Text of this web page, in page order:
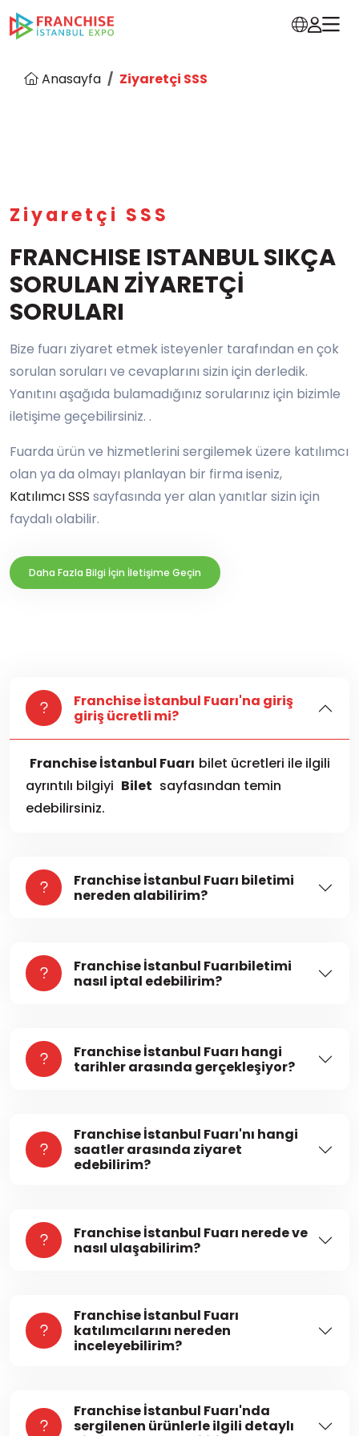
Anasayfa Ziyaretçi SSS
Ziyaretçi SSS
FRANCHISE ISTANBUL SIKÇA
SORULAN ZİYARETÇİ
SORULARI
Bize fuarı ziyaret etmek isteyenler tarafından en çok
sorulan soruları ve cevaplarını sizin için derledik.
Yanıtını aşağıda bulamadığınız sorularınız için bizimle
iletişime geçebilirsiniz. .
Fuarda ürün ve hizmetlerini sergilemek üzere katılımcı
olan ya da olmayı planlayan bir firma iseniz,
Katılımcı SSS sayfasında yer alan yanıtlar sizin için
faydalı olabilir.
Daha Fazla Bilgi İçin İletişime Geçin
Franchise İstanbul Fuarı'na giriş
giriş ücretli mi?
Franchise İstanbul Fuarı bilet ücretleri ile ilgili
ayrıntılı bilgiyi Bilet sayfasından temin
edebilirsiniz.
Franchise İstanbul Fuarı biletimi
nereden alabilirim?
Franchise İstanbul Fuarıbiletimi
nasıl iptal edebilirim?
Franchise İstanbul Fuarı hangi
tarihler arasında gerçekleşiyor?
Franchise İstanbul Fuarı'nı hangi
saatler arasında ziyaret
edebilirim?
Franchise İstanbul Fuarı nerede ve
nasıl ulaşabilirim?
Franchise İstanbul Fuarı
katılımcılarını nereden
inceleyebilirim?
Franchise İstanbul Fuarı'nda
sergilenen ürünlerle ilgili detaylı